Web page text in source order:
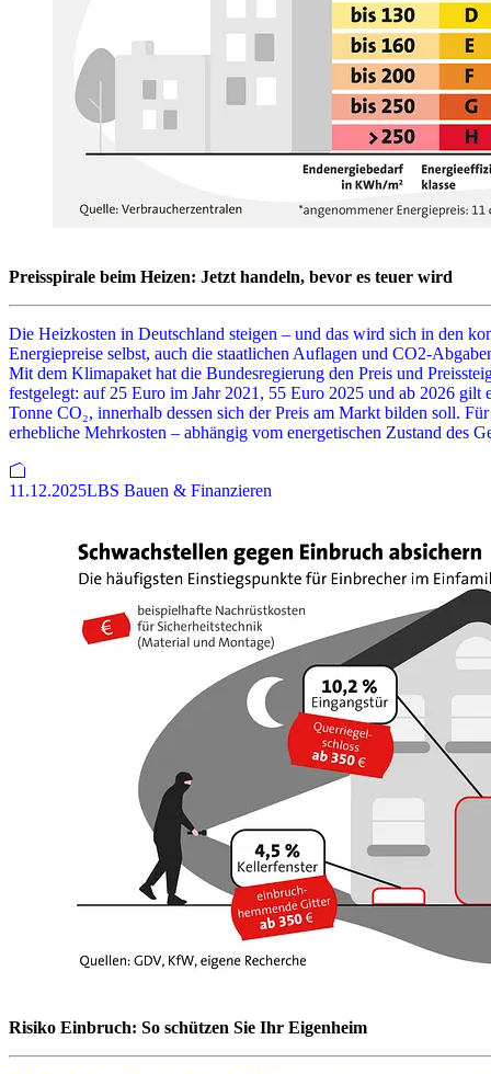
Preisspirale beim Heizen: Jetzt handeln, bevor es teuer wird
Die Heizkosten in Deutschland steigen – und das wird sich in den
Energiepreise selbst, auch die staatlichen Auflagen und CO2-
Mit dem Klimapaket hat die Bundesregierung den Preis und
festgelegt: auf 25 Euro im Jahr 2021, 55 Euro 2025 und ab 2026
Tonne CO₂, innerhalb dessen sich der Preis am Markt bilden soll.
erhebliche Mehrkosten – abhängig vom energetischen Zustand des
11.12.2025LBS Bauen & Finanzieren
Risiko Einbruch: So schützen Sie Ihr Eigenheim